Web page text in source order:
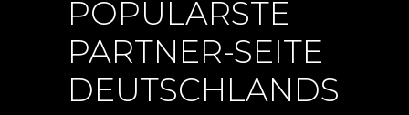
POPULARSTE
PARTNER-SEITE
DEUTSCHLANDS